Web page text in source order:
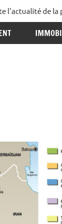
l'actualité de la